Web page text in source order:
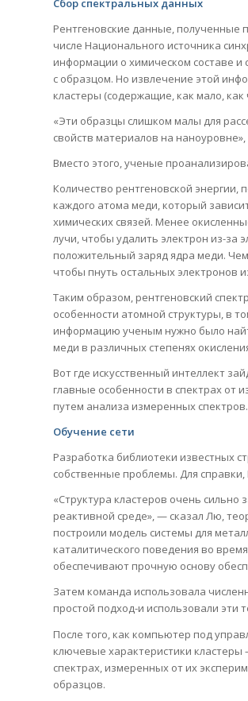
Сбор спектральных данных
Рентгеновские данные, полученные
числе Национального источника
информации о химическом составе и
с образцом. Но извлечение этой
кластеры (содержащие, как мало,
«Эти образцы слишком малы для
свойств материалов на
Вместо этого, ученые
Количество рентгеновской энергии,
каждого атома меди, который
химических связей. Менее
лучи, чтобы удалить электрон из-за
положительный заряд ядра меди.
чтобы пнуть остальных электронов
Таким образом, рентгеновский
особенности атомной структуры, в
информацию ученым нужно было
меди в различных степенях
Вот где искусственный интеллект
главные особенности в спектрах от
путем анализа измеренных спектров.
Обучение сети
Разработка библиотеки известных
собственные проблемы. Для
«Структура кластеров очень сильно
реактивной среде», — сказал Лю,
построили модель системы для
каталитического поведения во
обеспечивают прочную основу
Затем команда использовала
простой подход-и использовали эти
После того, как компьютер под
ключевые характеристики кластеры
спектрах, измеренных от их
образцов.